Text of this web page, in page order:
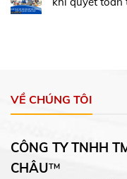
VỀ CHÚNG TÔI
CÔNG TY TNHH
CHÂU™